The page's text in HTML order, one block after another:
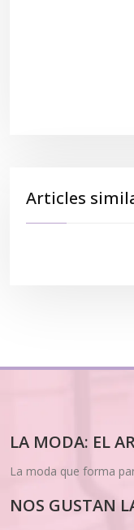
Articles
LA MODA: EL
La moda que forma
NOS GUSTAN